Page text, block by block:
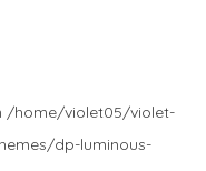
/home/violet05/violet-
dp-luminous-